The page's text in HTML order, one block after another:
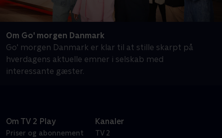
Om Go' morgen Danmark
Go' morgen Danmark er klar til at stille skarpt på
hverdagens aktuelle emner i selskab med
interessante gæster.
Om TV 2 Play
Priser og abonnement
Kanaler
TV 2